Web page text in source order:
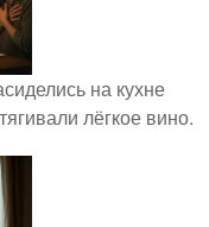
на кухне
лёгкое вино.